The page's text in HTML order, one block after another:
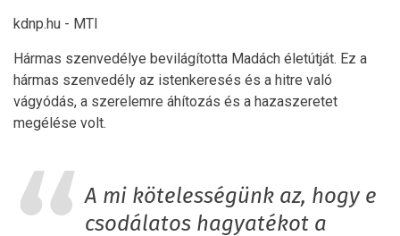
kdnp.hu - MTI
Hármas szenvedélye bevilágította Madách életútját. Ez a
hármas szenvedély az istenkeresés és a hitre való
vágyódás, a szerelemre áhítozás és a hazaszeretet
megélése volt.
A mi kötelességünk az, hogy e
csodálatos hagyatékot a